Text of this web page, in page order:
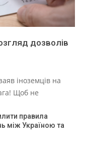
дозволів
іноземців на
Щоб не
правила
між Україною та